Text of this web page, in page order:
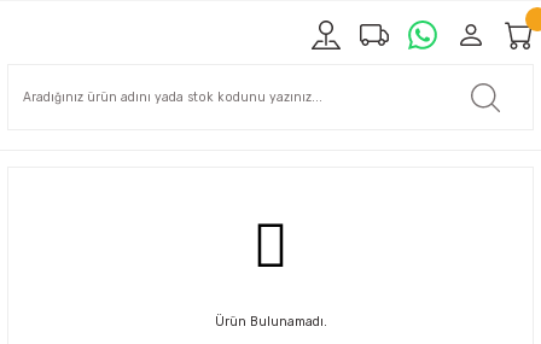
Ürün Bulunamadı.